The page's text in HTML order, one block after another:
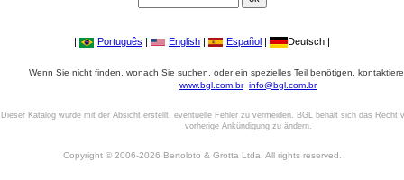
| Português | English | Español | Deutsch |
Wenn Sie nicht finden, wonach Sie suchen, oder ein spezielles Teil benötigen,
www.bgl.com.br info@bgl.com.br
Dieser Katalog wurde mit der Absicht erstellt, eventuelle Fehler zu vermeiden. BGL behält sich das Recht
vorherige Ankündigung zu ändern.
Copyright © 2006-2026 Bertoloto & Grotta Ltda. All rights reserved.